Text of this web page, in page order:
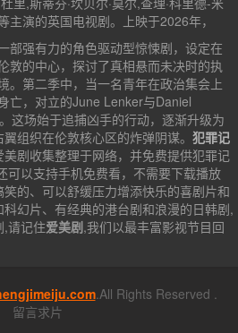
主演的英国电视剧。上映于2026年，
部强有力的角色驱动型惊悚剧，设定在
敦的中心，探讨了真相悬而未决时的执
。第二季中，当一名青年在政治集会上
亡，对立的June Lenker与Daniel
这场始于追捕凶手的行动，逐渐升级为
组织在伦敦核心区的炸弹阴谋。 犯罪记
美剧收集整理于网络，并免费提供犯罪记
可以支持手机免费看，不需要下载播放
的、可以舒缓压力增添快乐的喜剧片和
幻片、有经典的港台剧和浪漫的日韩剧,
,请记住爱美剧,我们以最丰富影视节目回
.All Rights Reserved .
留言求片